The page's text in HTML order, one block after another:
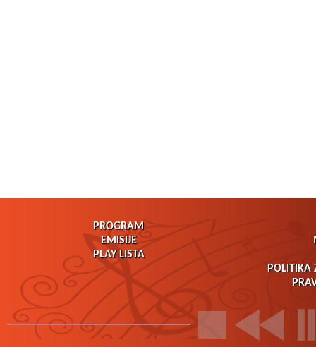
PROGRAM
EMISIJE
PLAY LISTA
POLITIKA